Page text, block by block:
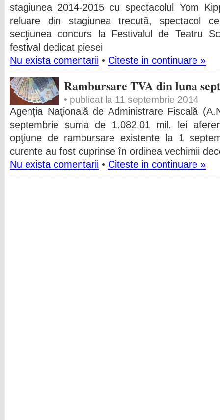
stagiunea 2014-2015 cu spectacolul Yom
reluare din stagiunea trecută, spectacol
secţiunea concurs la Festivalul de Teatru
festival dedicat piesei
Nu exista comentarii • Citeste in continuare »
Rambursare TVA din luna
• publicat la 11 septembrie 2014
Agenţia Naţională de Administrare Fiscală
septembrie suma de 1.082,01 mil. lei
opţiune de rambursare existente la 1
curente au fost cuprinse în ordinea vechimii
Nu exista comentarii • Citeste in continuare »